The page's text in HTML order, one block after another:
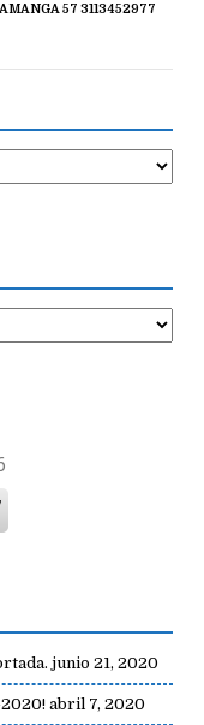
57 3113452977
junio 21, 2020
abril 7, 2020